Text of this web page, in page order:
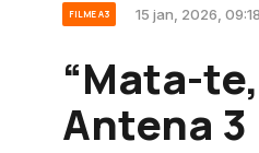
FILME A3 15 jan, 2026, 09:18
“Mata-
Antena 3